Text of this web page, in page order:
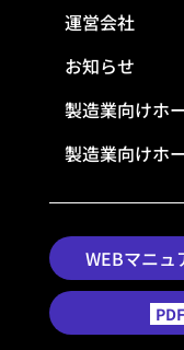
運営会社
お知らせ
製造業向けホ
製造業向けホ
WEBマニュ
PDF